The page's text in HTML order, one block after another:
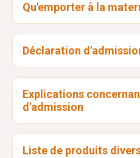
Qu'emporter à la
Déclaration
Explications
d'admission
Liste de produits